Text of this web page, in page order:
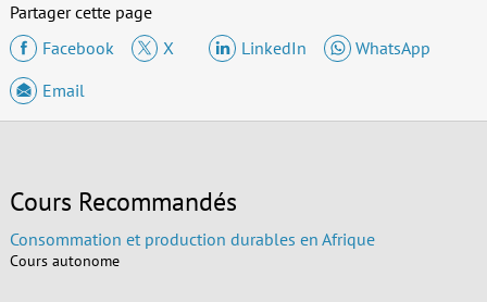
Partager cette page
Facebook
X LinkedIn
WhatsApp
Email
Cours Recommandés
Consommation et production durables en Afrique
Cours autonome